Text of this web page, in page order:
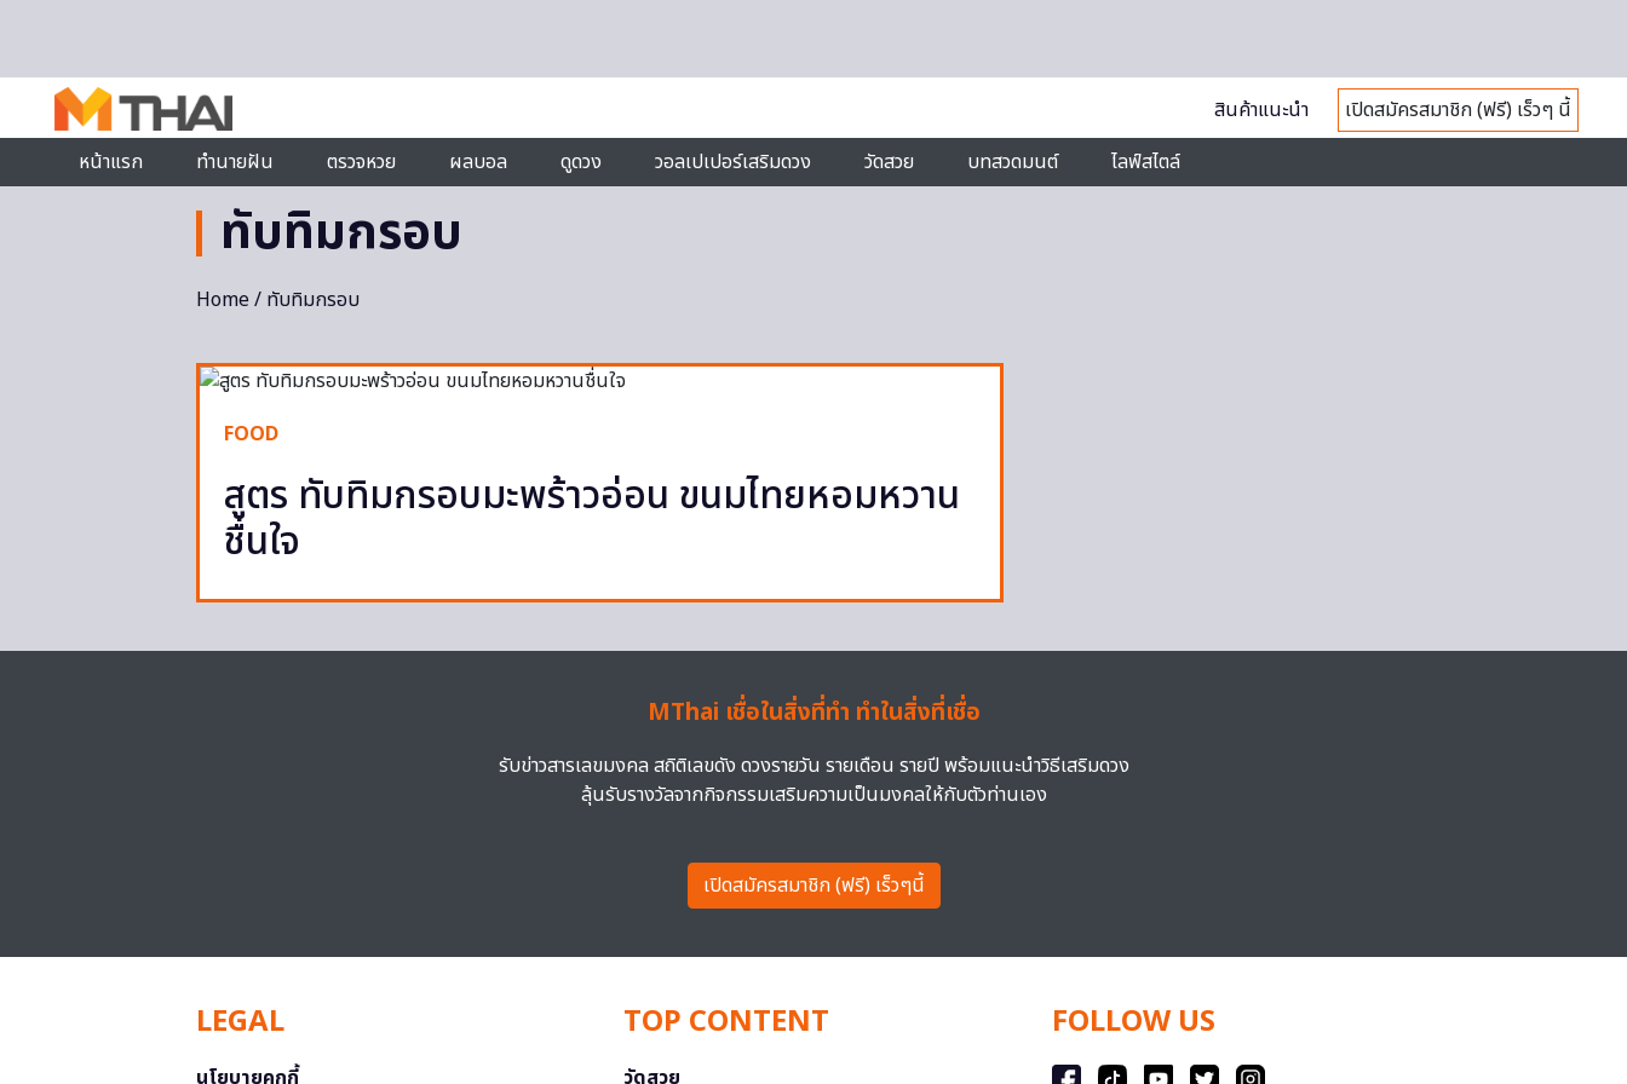
สินค้าแนะนำ
เปิดสมัครสมาชิก (ฟรี) เร็วๆ นี้
หน้าแรก
ทำนายฝัน ตรวจหวย ผลบอล ดูดวง วอลเปเปอร์เสริมดวง วัดสวย บทสวดมนต์ ไลฟ์สไตล์
ทับทิมกรอบ
Home/ ทับทิมกรอบ
FOOD
สูตร ทับทิมกรอบมะพร้าวอ่อน ขนมไทยหอมหวาน
ชื่นใจ
MThai เชื่อในสิ่งที่ทำ ทำในสิ่งที่เชื่อ
รับข่าวสารเลขมงคล สถิติเลขดัง ดวงรายวัน รายเดือน รายปี พร้อมแนะนำวิธีเสริมดวง
ลุ้นรับรางวัลจากกิจกรรมเสริมความเป็นมงคลให้กับตัวท่านเอง
เปิดสมัครสมาชิก (ฟรี) เร็วๆนี้
LEGAL
นโยบายคุกกี้
TOP CONTENT
วัดสวย
FOLLOW US